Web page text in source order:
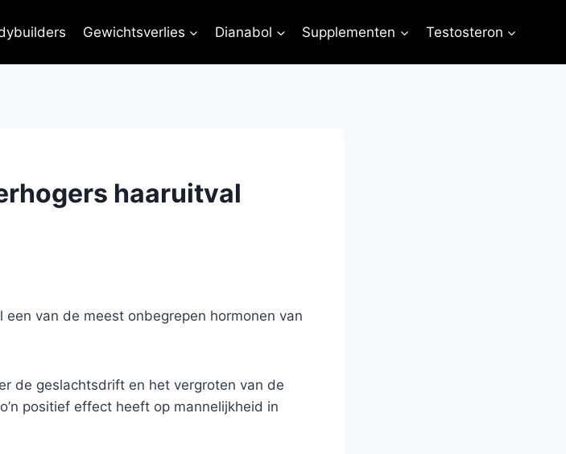
Gewichtsverlies Dianabol Supplementen Testosteron
haaruitval
van de meest onbegrepen hormonen van
de geslachtsdrift en het vergroten van de
positief effect heeft op mannelijkheid in